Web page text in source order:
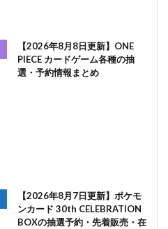
【2026年8月8日更新】ONE
PIECE カードゲーム各種の抽
選・予約情報まとめ
【2026年8月7日更新】ポケモ
ンカード 30th CELEBRATION
BOXの抽選予約・先着販売・在